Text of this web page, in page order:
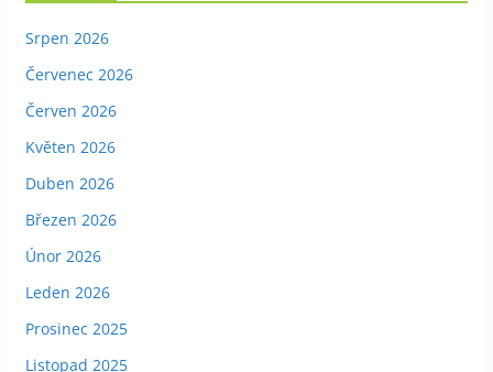
Srpen 2026
Červenec 2026
Červen 2026
Květen 2026
Duben 2026
Březen 2026
Únor 2026
Leden 2026
Prosinec 2025
Listopad 2025